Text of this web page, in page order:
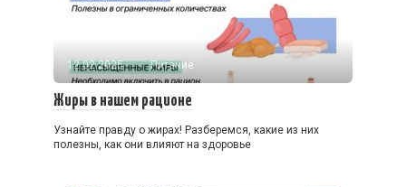
12.02.2025 Питание
Жиры в нашем рационе
Узнайте правду о жирах! Разберемся, какие из них
полезны, как они влияют на здоровье